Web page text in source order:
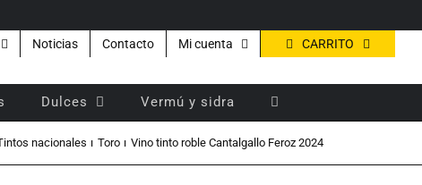
Noticias Contacto Mi cuenta CARRITO
Dulces Vermú y sidra
nacionales Toro Vino tinto roble Cantalgallo Feroz 2024